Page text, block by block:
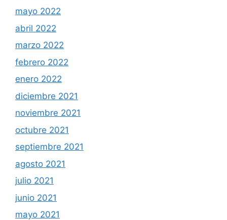
mayo 2022
abril 2022
marzo 2022
febrero 2022
enero 2022
diciembre 2021
noviembre 2021
octubre 2021
septiembre 2021
agosto 2021
julio 2021
junio 2021
mayo 2021